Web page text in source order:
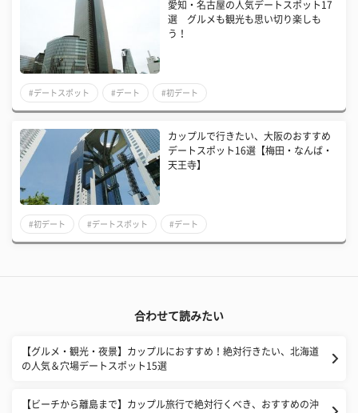
愛知・名古屋の人気デートスポット17
選 グルメも観光も思い切り楽しも
う！
#デートスポット #デート #初デート
カップルで行きたい、大阪のおすすめ
デートスポット16選【梅田・なんば・
天王寺】
#初デート #デートスポット #デート
合わせて読みたい
【グルメ・観光・夜景】カップルにおすすめ！絶対行きたい、北海道
の人気＆穴場デートスポット15選
【ビーチから離島まで】カップル旅行で絶対行くべき、おすすめの沖